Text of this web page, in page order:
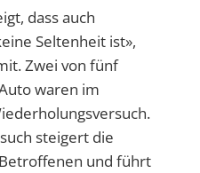
dass auch
Seltenheit ist»,
Zwei von fünf
waren im
steigert die
und führt